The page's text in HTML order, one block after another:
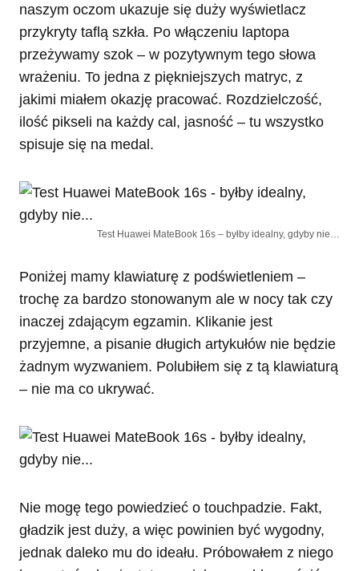
naszym oczom ukazuje się duży wyświetlacz
przykryty taflą szkła. Po włączeniu laptopa
przeżywamy szok – w pozytywnym tego słowa
wrażeniu. To jedna z piękniejszych matryc, z
jakimi miałem okazję pracować. Rozdzielczość,
ilość pikseli na każdy cal, jasność – tu wszystko
spisuje się na medal.
Test Huawei MateBook 16s – byłby idealny, gdyby nie…
Poniżej mamy klawiaturę z podświetleniem –
trochę za bardzo stonowanym ale w nocy tak czy
inaczej zdającym egzamin. Klikanie jest
przyjemne, a pisanie długich artykułów nie będzie
żadnym wyzwaniem. Polubiłem się z tą klawiaturą
– nie ma co ukrywać.
Nie mogę tego powiedzieć o touchpadzie. Fakt,
gładzik jest duży, a więc powinien być wygodny,
jednak daleko mu do ideału. Próbowałem z niego